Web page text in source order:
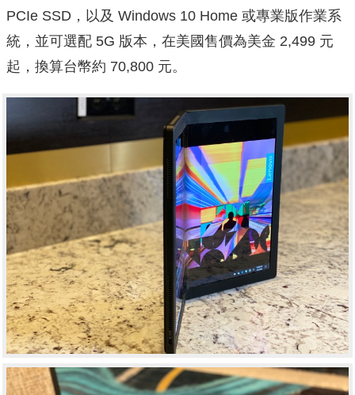
PCIe SSD，以及 Windows 10 Home 或專業版作業系
統，並可選配 5G 版本，在美國售價為美金 2,499 元
起，換算台幣約 70,800 元。